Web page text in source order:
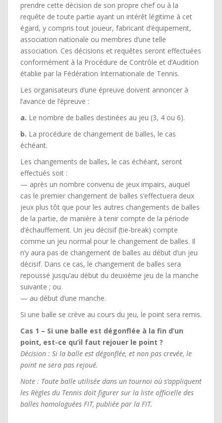
prendre cette décision de son propre chef ou à la
requête de toute partie ayant un intérêt légitime à cet
égard, y compris tout joueur, fabricant d’équipement,
association nationale ou membres d’une telle
association. Ces décisions et requêtes seront effectuées
conformément à la Procédure de Contrôle et d’Audition
établie par la Fédération Internationale de Tennis.
Les organisateurs d’une épreuve doivent annoncer à
l’avance de l’épreuve :
a. Le nombre de balles destinées au jeu (3, 4 ou 6).
b. La procédure de changement de balles, le cas
échéant.
Les changements de balles, le cas échéant, seront
effectués soit :
— après un nombre convenu de jeux impairs, auquel
cas le premier changement de balles s’effectuera deux
jeux plus tôt que pour les autres changements de balles
de la partie, de manière à tenir compte de la période
d’échauffement. Un jeu décisif (tie-break) compte
comme un jeu normal pour le changement de balles. Il
n’y aura pas de changement de balles au début d’un jeu
décisif. Dans ce cas, le changement de balles sera
repoussé jusqu’au début du deuxième jeu de la manche
suivante ; ou
— au début d’une manche.
Si une balle se crève au cours du jeu, le point sera remis.
Cas 1 – Si une balle est dégonflée à la fin d’un
point, est-ce qu’il faut rejouer le point ?
Décision : Si la balle est dégonflée, et non pas crevée, le
point ne sera pas rejoué.
Note : Toute balle utilisée dans un tournoi où s’appliquent
les Règles du Tennis doit figurer sur la liste officielle des
balles homologuées FIT, publiée par la FIT.